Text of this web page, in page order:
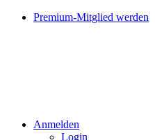
Premium-Mitglied werden
Anmelden
Login